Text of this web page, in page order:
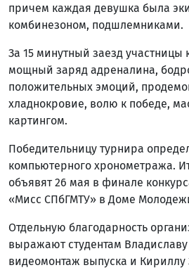
причем каждая девушка была
комбинезоном, подшлемниками.
За 15 минутный заезд участницы
мощный заряд адреналина,
положительных эмоций,
хладнокровие, волю к победе,
картингом.
Победительницу турнира
компьютерного хронометража.
объявят 26 мая в финале
«Мисс СПбГМТУ» в Доме
Отдельную благодарность
выражают студентам
видеомонтаж выпуска и Кириллу